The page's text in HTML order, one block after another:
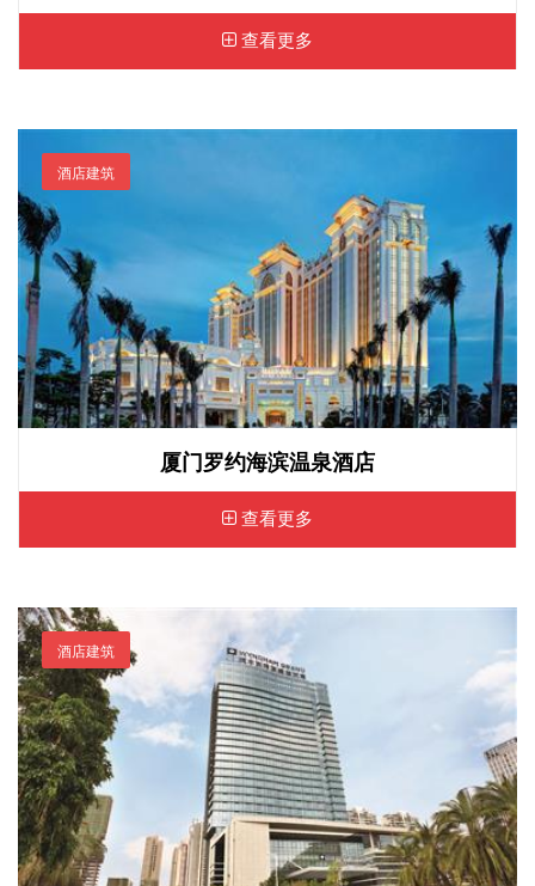
查看更多
酒店建筑
厦门罗约海滨温泉酒店
查看更多
酒店建筑